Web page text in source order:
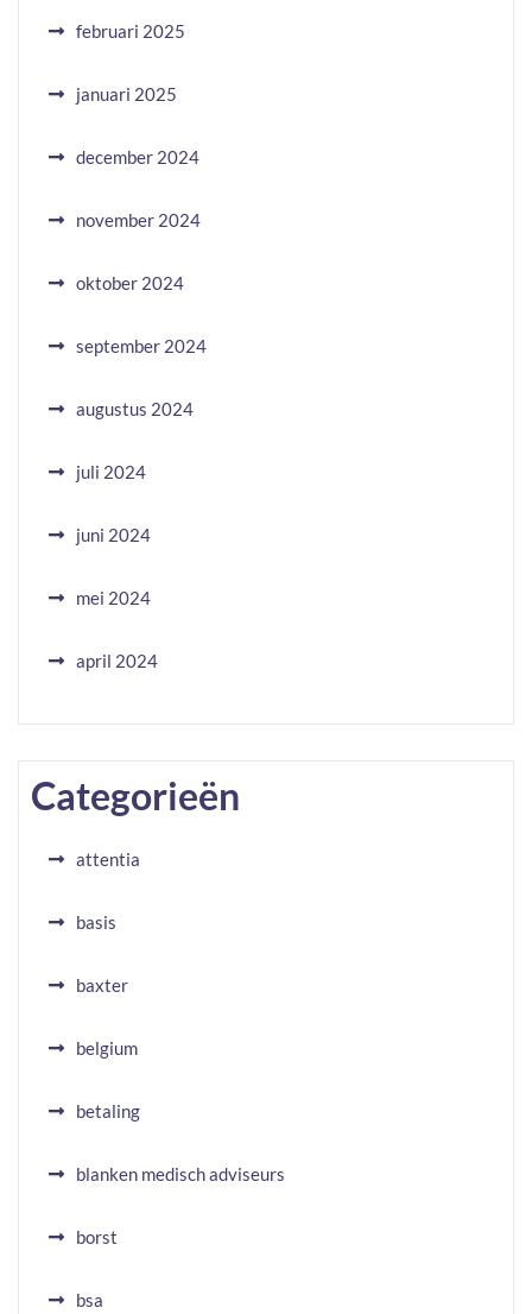
februari 2025
januari 2025
december 2024
november 2024
oktober 2024
september 2024
augustus 2024
juli 2024
juni 2024
mei 2024
april 2024
Categorieën
attentia
basis
baxter
belgium
betaling
blanken medisch adviseurs
borst
bsa